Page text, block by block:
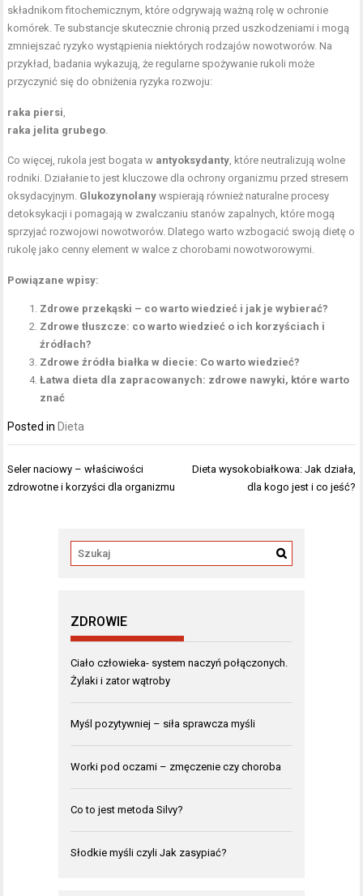
składnikom fitochemicznym, które odgrywają ważną rolę w ochronie
komórek. Te substancje skutecznie chronią przed uszkodzeniami i mogą
zmniejszać ryzyko wystąpienia niektórych rodzajów nowotworów. Na
przykład, badania wykazują, że regularne spożywanie rukoli może
przyczynić się do obniżenia ryzyka rozwoju:
raka piersi
raka jelita grubego
Co więcej, rukola jest bogata w antyoksydanty , które neutralizują wolne
rodniki. Działanie to jest kluczowe dla ochrony organizmu przed stresem
oksydacyjnym. Glukozynolany wspierają również naturalne procesy
detoksykacji i pomagają w zwalczaniu stanów zapalnych, które mogą
sprzyjać rozwojowi nowotworów. Dlatego warto wzbogacić swoją dietę o
rukolę jako cenny element w walce z chorobami nowotworowymi.
Powiązane wpisy:
Zdrowe przekąski – co warto wiedzieć i jak je wybierać?
Zdrowe tłuszcze: co warto wiedzieć o ich korzyściach i
źródłach?
Zdrowe źródła białka w diecie: Co warto wiedzieć?
Łatwa dieta dla zapracowanych: zdrowe nawyki, które warto
znać
Posted in Dieta
Nawigacja
wpisu
Seler naciowy – właściwości
zdrowotne i korzyści dla organizmu
Dieta wysokobiałkowa: Jak działa,
dla kogo jest i co jeść?
ZDROWIE
Ciało człowieka- system naczyń połączonych.
Żylaki i zator wątroby
Myśl pozytywniej – siła sprawcza myśli
Worki pod oczami – zmęczenie czy choroba
Co to jest metoda Silvy?
Słodkie myśli czyli Jak zasypiać?